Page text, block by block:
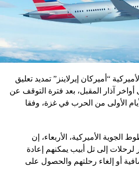
بهاراتيا جاناتا الولاية الهندية التي
“أميركان إيرلاينز” تمديد تعليق
أواخر آذار المقبل، بعد فترة التوقف عن
الأولى من الحرب في غزة، وفقا
الأميركية، الأربعاء، إن
لرحلات إلى تل أبيب يمكنهم إعادة
أو إلغاء رحلتهم والحصول على